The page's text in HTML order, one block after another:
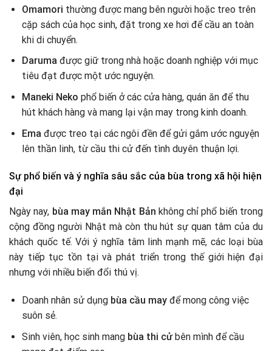
Omamori thường được mang bên người hoặc treo trên
cặp sách của học sinh, đặt trong xe hơi để cầu an toàn
khi di chuyển.
Darumađược giữ trong nhà hoặc doanh nghiệp với mục
tiêu đạt được một ước nguyện.
Maneki Neko phổ biến ở các cửa hàng, quán ăn để thu
hút khách hàng và mang lại vận may trong kinh doanh.
Ema được treo tại các ngôi đền để gửi gắm ước nguyện
lên thần linh, từ cầu thi cử đến tình duyên thuận lợi.
Sự phổ biến và ý nghĩa sâu sắc của bùa trong xã hội hiện
đại
Ngày nay, bùa may mắn Nhật Bản không chỉ phổ biến trong
cộng đồng người Nhật mà còn thu hút sự quan tâm của du
khách quốc tế. Với ý nghĩa tâm linh mạnh mẽ, các loại bùa
này tiếp tục tồn tại và phát triển trong thế giới hiện đại
nhưng với nhiều biến đổi thú vị.
Doanh nhân sử dụng bùa cầu mayđể mong công việc
suôn sẻ.
Sinh viên, học sinh mang bùa thi cửbên mình để cầu